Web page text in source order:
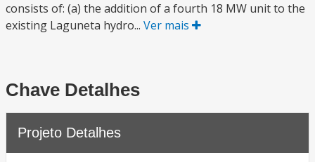
consists of: (a) the addition of a fourth 18 MW unit to the
existing Laguneta hydro... Ver mais
Chave Detalhes
Projeto Detalhes